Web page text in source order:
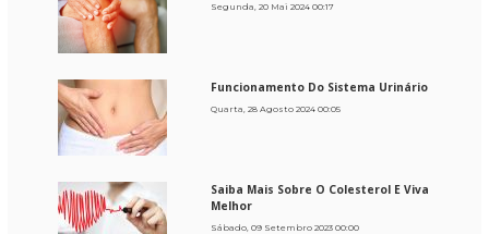
Segunda, 20 Mai 2024 00:17
Funcionamento Do Sistema Urinário
Quarta, 28 Agosto 2024 00:05
Saiba Mais Sobre O Colesterol E Viva
Melhor
Sábado, 09 Setembro 2023 00:00